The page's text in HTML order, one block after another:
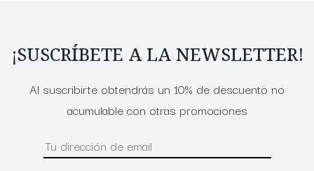
¡SUSCRÍBETE A LA NEWSLETTER!
Al suscribirte obtendrás un 10% de descuento no
acumulable con otras promociones